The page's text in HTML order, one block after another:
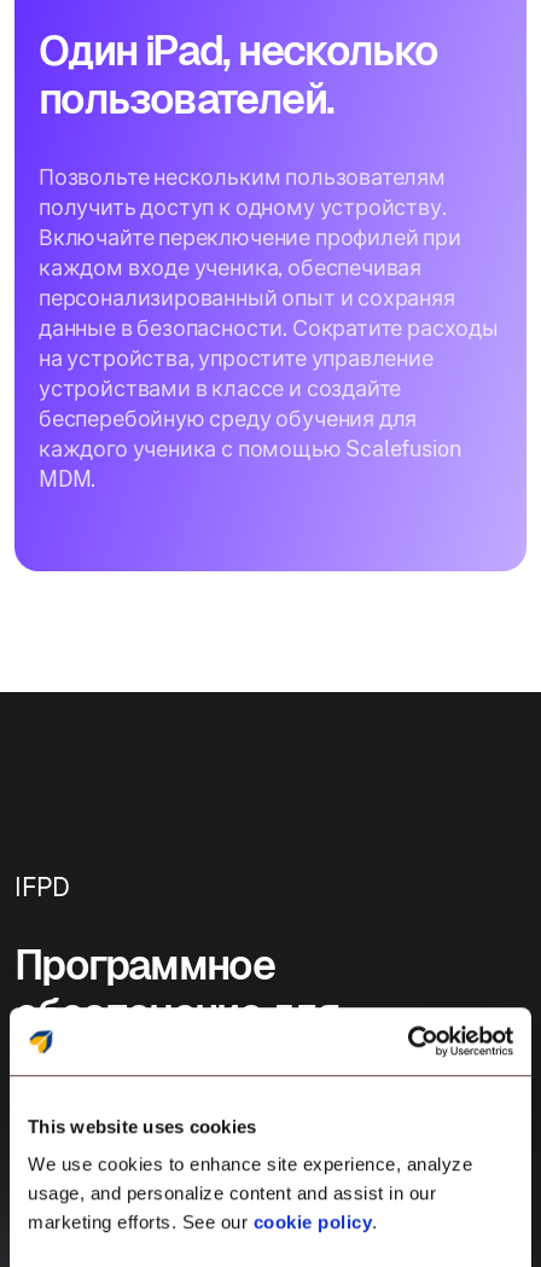
This website uses cookies
We use cookies to enhance site experience, analyze
usage, and personalize content and assist in our
marketing efforts. See our cookie policy.
Один iPad, несколько
пользователей.
Позвольте нескольким пользователям
получить доступ к одному устройству.
Включайте переключение профилей при
каждом входе ученика, обеспечивая
персонализированный опыт и сохраняя
данные в безопасности. Сократите расходы
на устройства, упростите управление
устройствами в классе и создайте
бесперебойную среду обучения для
каждого ученика с помощью Scalefusion
MDM.
IFPD
Программное
обеспечение для
управления IFPD для
интерактивного обучения.
Управляйте и защищайте все ваши IFPD
(интерактивные плоские дисплеи) из любой
точки мира, работающие на любой